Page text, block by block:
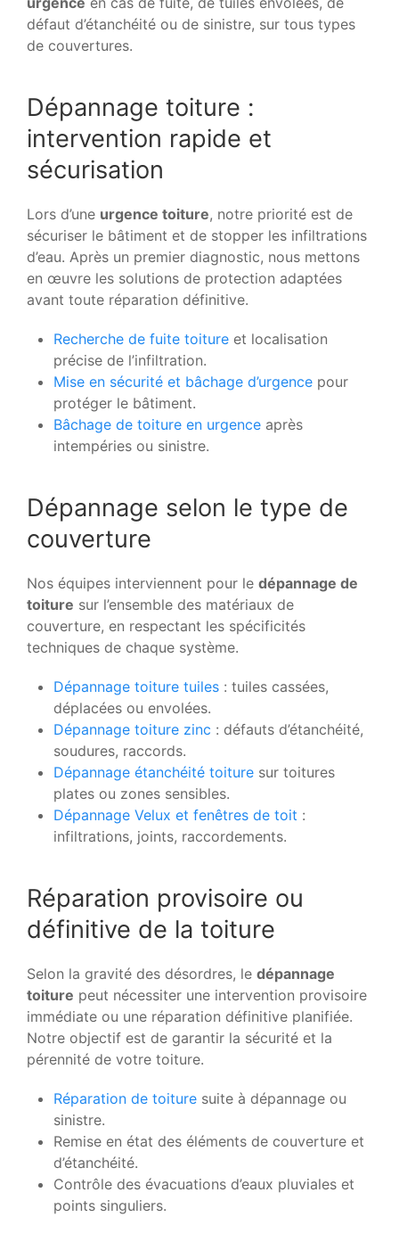
défaut d’étanchéité ou de sinistre, sur tous types
de couvertures.
Dépannage toiture :
intervention rapide et
sécurisation
Lors d’une urgence toiture, notre priorité est de
sécuriser le bâtiment et de stopper les infiltrations
d’eau. Après un premier diagnostic, nous mettons
en œuvre les solutions de protection adaptées
avant toute réparation définitive.
Recherche de fuite toiture et localisation
précise de l’infiltration.
Mise en sécurité et bâchage d’urgence pour
protéger le bâtiment.
Bâchage de toiture en urgence après
intempéries ou sinistre.
Dépannage selon le type de
couverture
Nos équipes interviennent pour le dépannage de
toiture sur l’ensemble des matériaux de
couverture, en respectant les spécificités
techniques de chaque système.
Dépannage toiture tuiles : tuiles cassées,
déplacées ou envolées.
Dépannage toiture zinc : défauts d’étanchéité,
soudures, raccords.
Dépannage étanchéité toiture sur toitures
plates ou zones sensibles.
Dépannage Velux et fenêtres de toit :
infiltrations, joints, raccordements.
Réparation provisoire ou
définitive de la toiture
Selon la gravité des désordres, le dépannage
toiture peut nécessiter une intervention provisoire
immédiate ou une réparation définitive planifiée.
Notre objectif est de garantir la sécurité et la
pérennité de votre toiture.
Réparation de toiture suite à dépannage ou
sinistre.
Remise en état des éléments de couverture et
d’étanchéité.
Contrôle des évacuations d’eaux pluviales et
points singuliers.